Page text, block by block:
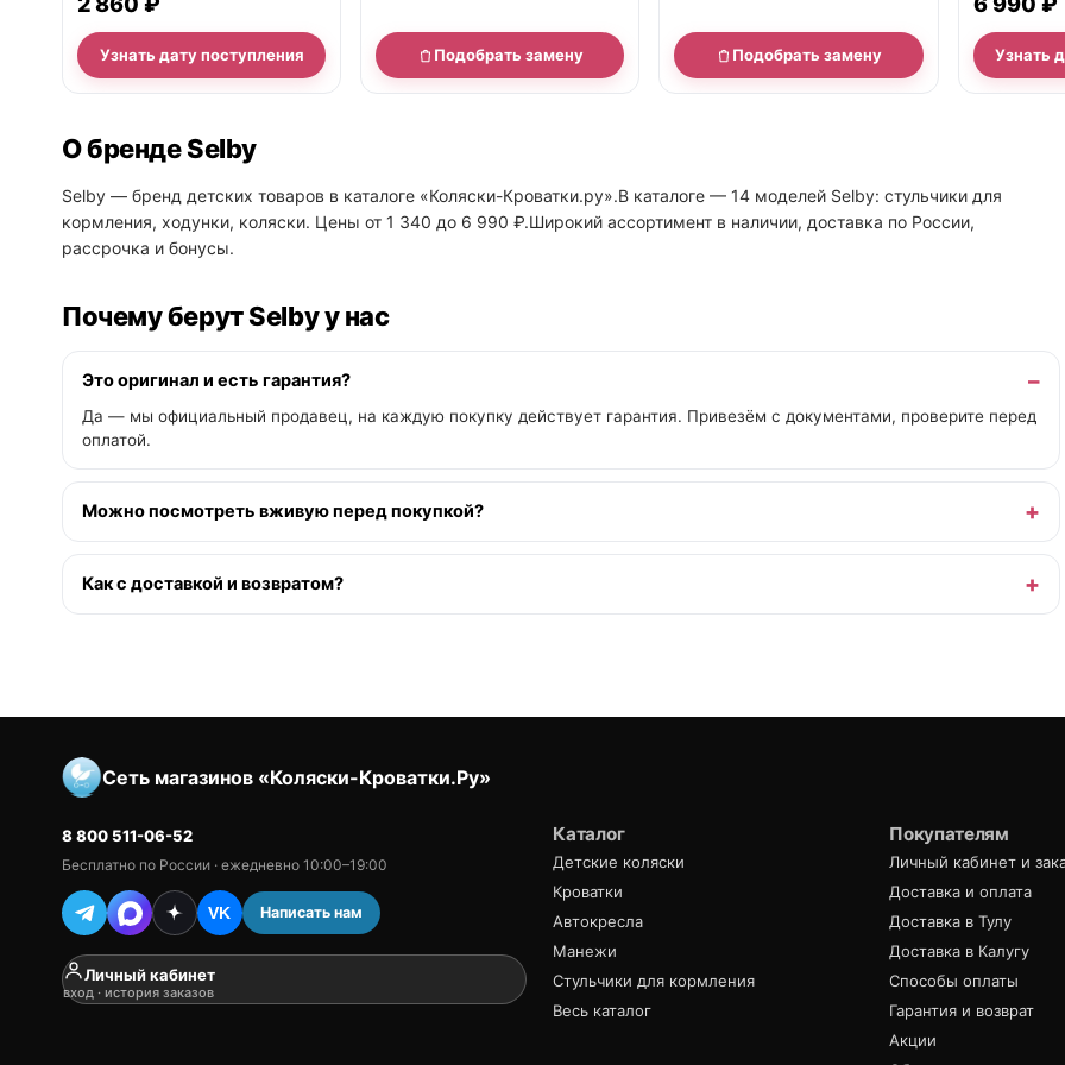
Узнать дату поступления Подобрать замену Подобрать замену Узнать
О бренде Selby
Selby — бренд детских товаров в каталоге «Коляски-Кроватки.ру».В каталоге — 14 моделей Selby: стульчики для
кормления, ходунки, коляски. Цены от 1 340 до 6 990 ₽.Широкий ассортимент в наличии, доставка по России,
рассрочка и бонусы.
Почему берут Selby у нас
Это оригинал и есть гарантия?
Да — мы официальный продавец, на каждую покупку действует гарантия. Привезём с документами, проверите перед
оплатой.
Можно посмотреть вживую перед покупкой?
Как с доставкой и возвратом?
Сеть магазинов «Коляски-Кроватки.Ру»
8 800 511-06-52
Бесплатно по России · ежедневно 10:00–19:00
VK Написать нам
Личный кабинет
вход · история заказов
Каталог
Детские коляски
Кроватки
Автокресла
Манежи
Стульчики для кормления
Весь каталог
Покупателям
Личный кабинет и
Доставка и оплата
Доставка в Тулу
Доставка в Калугу
Способы оплаты
Гарантия и возврат
Акции